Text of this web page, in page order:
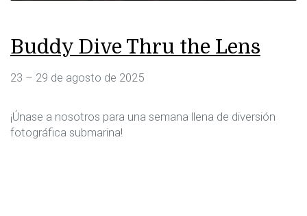
Buddy Dive Thru the Lens
23 – 29 de agosto de 2025
¡Únase a nosotros para una semana llena de diversión
fotográfica submarina!